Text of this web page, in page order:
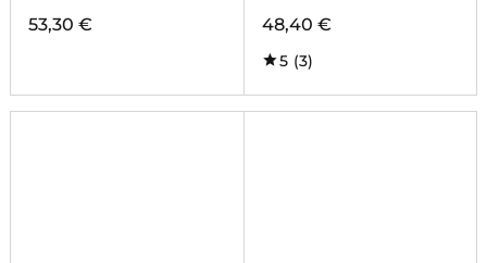
53,30 € 48,40 €
5 (3)